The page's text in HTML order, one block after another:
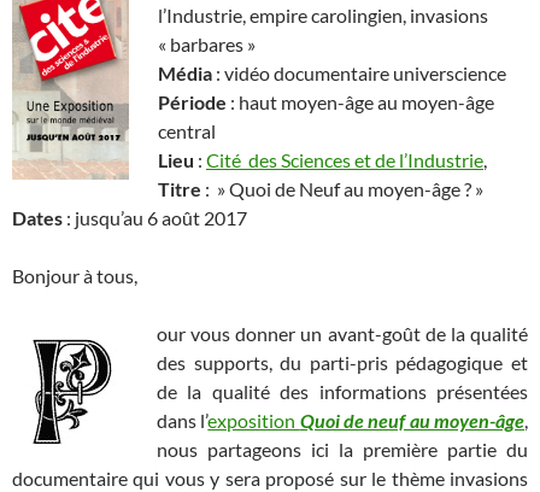
l’Industrie, empire carolingien, invasions
« barbares »
Média : vidéo documentaire universcience
Période : haut moyen-âge au moyen-âge
central
Lieu : Cité des Sciences et de l’Industrie,
Titre : » Quoi de Neuf au moyen-âge ? »
Dates : jusqu’au 6 août 2017
Bonjour à tous,
our vous donner un avant-goût de la qualité
des supports, du parti-pris pédagogique et
de la qualité des informations présentées
dans l’exposition Quoi de neuf au moyen-âge,
nous partageons ici la première partie du
documentaire qui vous y sera proposé sur le thème invasions